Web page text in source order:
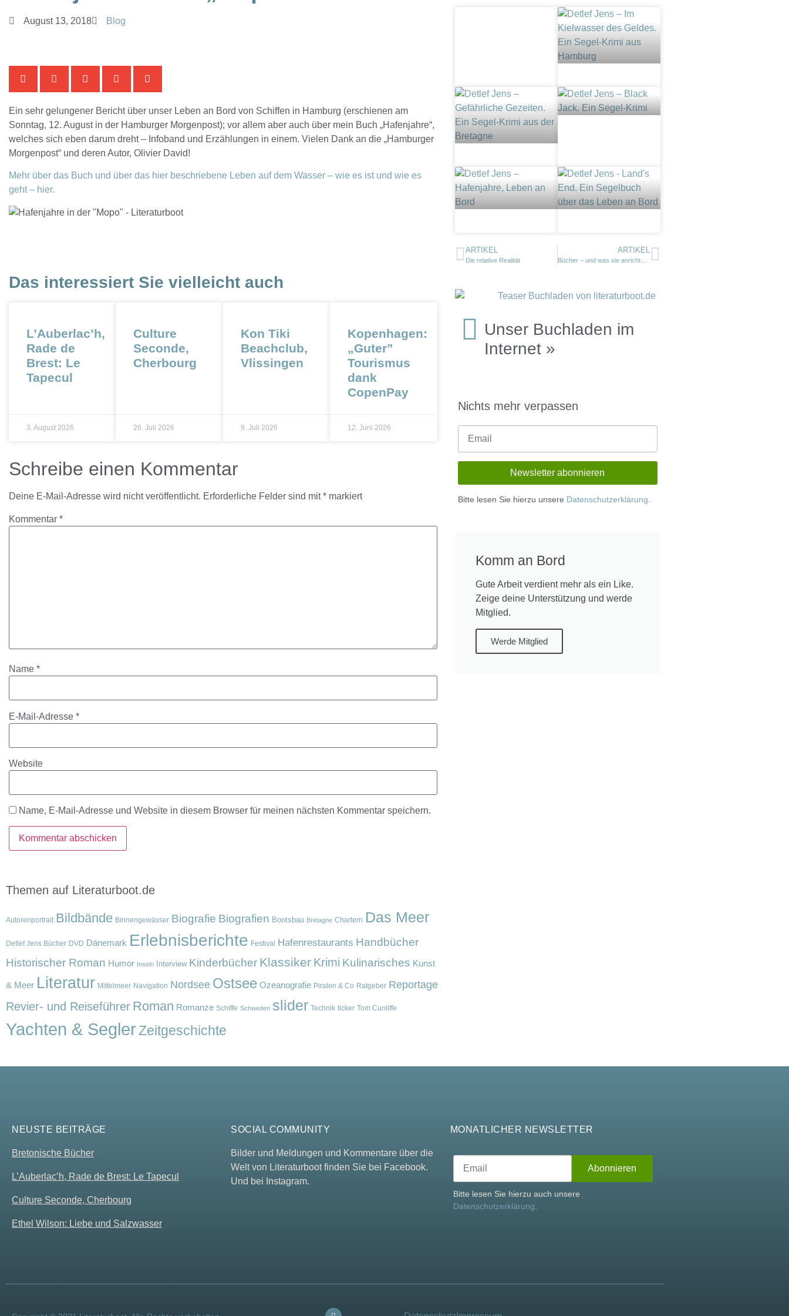
August 13, 2018 Blog
Ein sehr gelungener Bericht über unser Leben an Bord von Schiffen in Hamburg (erschienen am
Sonntag, 12. August in der Hamburger Morgenpost); vor allem aber auch über mein Buch „Hafenjahre“,
welches sich eben darum dreht – Infoband und Erzählungen in einem. Vielen Dank an die „Hamburger
Morgenpost“ und deren Autor, Olivier David!
Mehr über das Buch und über das hier beschriebene Leben auf dem Wasser – wie es ist und wie es
geht – hier.
Das interessiert Sie vielleicht auch
L’Auberlac’h,
Rade de
Brest: Le
Tapecul
3. August 2026
Culture
Seconde,
Cherbourg
26. Juli 2026
Kon Tiki
Beachclub,
Vlissingen
9. Juli 2026
Kopenhagen:
„Guter”
Tourismus
dank
CopenPay
12. Juni 2026
Schreibe einen Kommentar
Deine E-Mail-Adresse wird nicht veröffentlicht. Erforderliche Felder sind mit* markiert
Kommentar *
Name *
E-Mail-Adresse *
Website
Name, E-Mail-Adresse und Website in diesem Browser für meinen nächsten Kommentar speichern.
ARTIKEL
Die relative Realität
ARTIKEL
Unser Buchladen im
Internet »
Nichts mehr verpassen
Bitte lesen Sie hierzu unsere Datenschutzerklärung
Komm an Bord
Gute Arbeit verdient mehr als ein Like.
Zeige deine Unterstützung und werde
Mitglied.
Werde Mitglied
Themen auf Literaturboot.de
Autorenportrait Bildbände Binnengewässer Biografie Biografien Bootsbau Bretagne Chartern Das Meer
Detlef Jens Bücher DVD Dänemark Erlebnisberichte Festival Hafenrestaurants Handbücher
Historischer Roman Humor Inseln Interview Kinderbücher Klassiker Krimi Kulinarisches Kunst
& Meer Literatur Mittelmeer Navigation Nordsee Ostsee Ozeanografie Piraten & Co Ratgeber Reportage
Revier- und Reiseführer Roman Romanze Schiffe Schweden slider Technik ticker Tom Cunliffe
Yachten & SeglerZeitgeschichte
NEUSTE BEITRÄGE
Bretonische Bücher
L’Auberlac’h, Rade de Brest: Le Tapecul
Culture Seconde, Cherbourg
Ethel Wilson: Liebe und Salzwasser
SOCIAL COMMUNITY
Bilder und Meldungen und Kommentare über die
Welt von Literaturboot finden Sie bei Facebook.
Und bei Instagram.
MONATLICHER NEWSLETTER
Bitte lesen Sie hierzu auch unsere
Datenschutzerklärung.